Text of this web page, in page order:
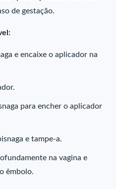
de gestação.
e encaixe o aplicador na
para encher o aplicador
e tampe-a.
na vagina e
êmbolo.